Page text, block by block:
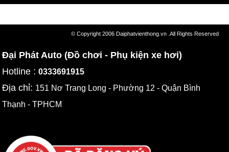
© Copyright 2006 Daiphatvienthong.vn .All Rights Reserved
Đại Phát Auto (Đồ chơi - Phụ kiện xe hơi)
Hotline :0333691915
Địa chỉ: 151 Nơ Trang Long - Phường 12 - Quận Bình
Thạnh - TPHCM